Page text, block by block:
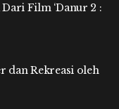
Film ‘Danur 2 :
dan Rekreasi oleh